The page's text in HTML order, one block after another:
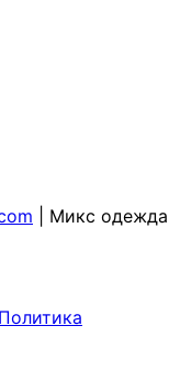
| Микс одежда
Политика